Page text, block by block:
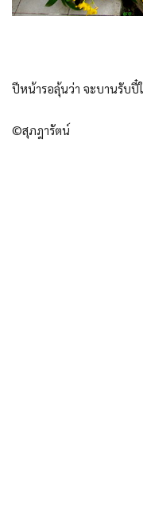
ปีหน้ารอลุ้นว่า จะบานรับปี๋
©สุภฎารัตน์